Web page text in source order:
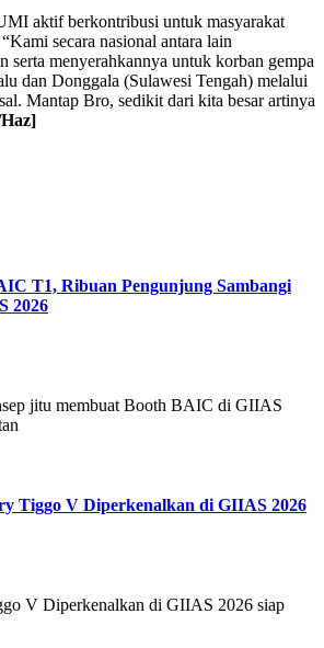
aktif berkontribusi untuk masyarakat
secara nasional antara lain
serta menyerahkannya untuk korban gempa
dan Donggala (Sulawesi Tengah) melalui
Mantap Bro, sedikit dari kita besar artinya
T1, Ribuan Pengunjung Sambangi
2026
jitu membuat Booth BAIC di GIIAS
Tiggo V Diperkenalkan di GIIAS 2026
V Diperkenalkan di GIIAS 2026 siap